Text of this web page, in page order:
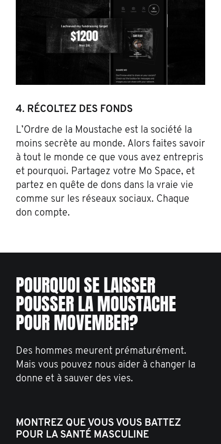
4. RÉCOLTEZ DES FONDS
L’Ordre de la Moustache est la société la
moins secrète au monde. Alors faites savoir
à tout le monde ce que vous avez entrepris
et pourquoi. Partagez votre Mo Space, et
partez en quête de dons dans la vraie vie
comme sur les réseaux sociaux. Chaque
don compte.
POURQUOI SE LAISSER
POUSSER LA MOUSTACHE
POUR MOVEMBER?
Des hommes meurent prématurément.
Mais vous pouvez nous aider à changer la
donne et à sauver des vies.
MONTREZ QUE VOUS VOUS BATTEZ
POUR LA SANTÉ MASCULINE